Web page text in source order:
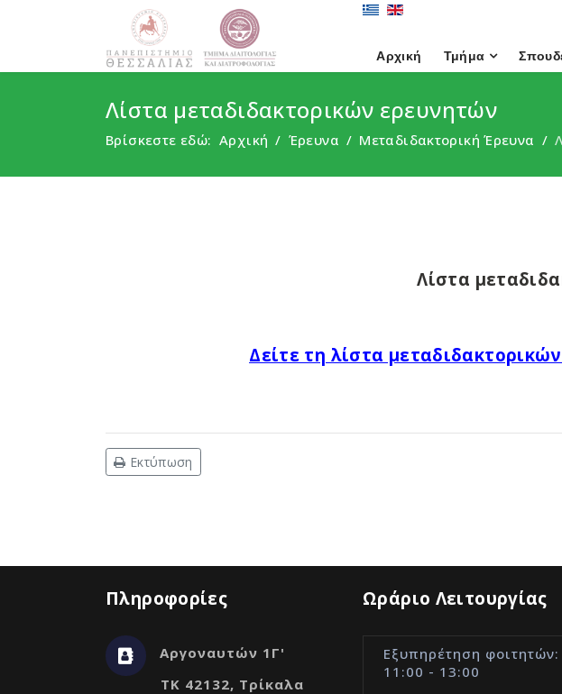
Αρχική Τμήμα
Λίστα μεταδιδακτορικών ερευνητών
Βρίσκεστε εδώ: Αρχική Έρευνα Μεταδιδακτορική Έρευνα
Λίστα
Δείτε τη λίστα
Εκτύπωση
Πληροφορίες
Αργοναυτών 1Γ'
ΤΚ 42132, Τρίκαλα
Ωράριο Λειτουργίας
Εξυπηρέτηση φοιτητών:
11:00 - 13:00